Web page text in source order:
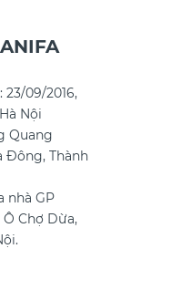
23/09/2016,
Nội
Quang
Đông, Thành
nhà GP
Ô Chợ Dừa,